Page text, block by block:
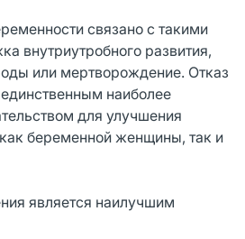
связано с такими
внутриутробного развития,
или мертворождение. Отказ
наиболее
для улучшения
беременной женщины, так и
является наилучшим